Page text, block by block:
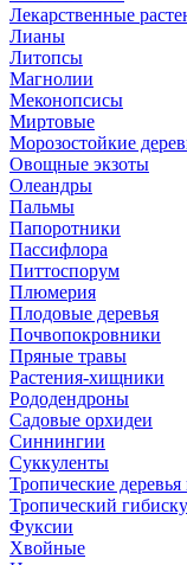
Лекарственные
Лианы
Литопсы
Магнолии
Меконопсисы
Миртовые
Морозостойкие
Овощные экзоты
Олеандры
Пальмы
Папоротники
Пассифлора
Питтоспорум
Плюмерия
Плодовые деревья
Почвопокровники
Пряные травы
Растения-хищники
Рододендроны
Садовые орхидеи
Синнингии
Суккуленты
Тропические
Тропический
Фуксии
Хвойные